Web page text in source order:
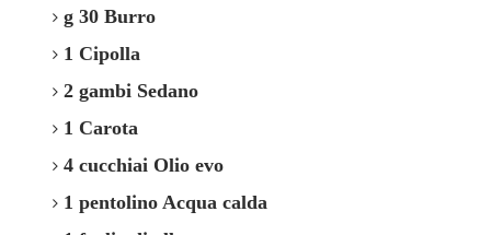
g 30 Burro
1 Cipolla
2 gambi Sedano
1 Carota
4 cucchiai Olio evo
1 pentolino Acqua calda